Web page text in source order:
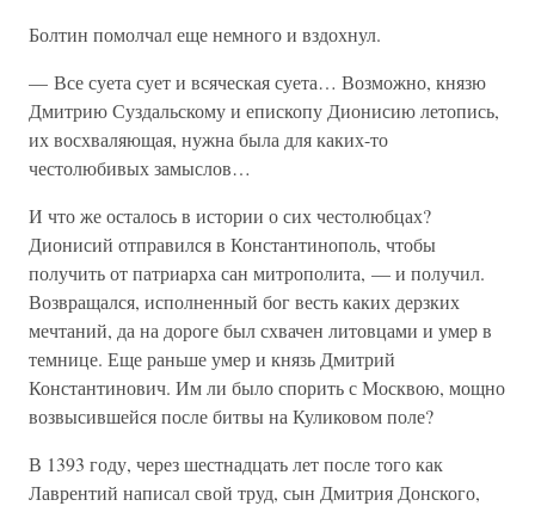
Болтин помолчал еще немного и вздохнул.
— Все суета сует и всяческая суета… Возможно, князю
Дмитрию Суздальскому и епископу Дионисию летопись,
их восхваляющая, нужна была для каких-то
честолюбивых замыслов…
И что же осталось в истории о сих честолюбцах?
Дионисий отправился в Константинополь, чтобы
получить от патриарха сан митрополита, — и получил.
Возвращался, исполненный бог весть каких дерзких
мечтаний, да на дороге был схвачен литовцами и умер в
темнице. Еще раньше умер и князь Дмитрий
Константинович. Им ли было спорить с Москвою, мощно
возвысившейся после битвы на Куликовом поле?
В 1393 году, через шестнадцать лет после того как
Лаврентий написал свой труд, сын Дмитрия Донского,